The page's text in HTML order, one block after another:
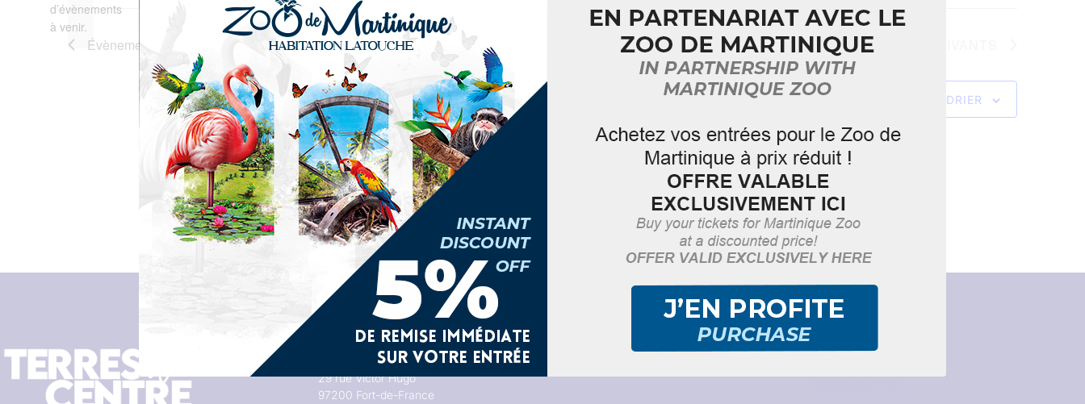
Notice
d’évènements
à venir.
date.
Évènements ÉVÈNEMENTS
S’ABONNER AU CALENDRIER
Adresses
29 rue Victor Hugo
97200 Fort-de-France
Brochures